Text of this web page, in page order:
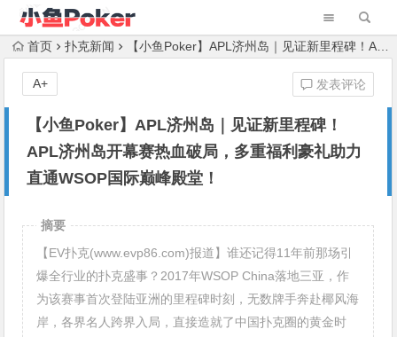
首页 扑克新闻 【小鱼Poker】APL济州岛｜见证新里程碑！APL济州岛开幕赛热血破局，多重福利豪礼助力直通WSOP国际巅峰殿堂！
【小鱼Poker】APL济州岛｜见证新里程碑！
APL济州岛开幕赛热血破局，多重福利豪礼助力
直通WSOP国际巅峰殿堂！
发表评论
A+
摘要
【EV扑克(www.evp86.com)报道】谁还记得11年前那场引
爆全行业的扑克盛事？2017年WSOP China落地三亚，作
为该赛事首次登陆亚洲的里程碑时刻，无数牌手奔赴椰风海
岸，各界名人跨界入局，直接造就了中国扑克圈的黄金时